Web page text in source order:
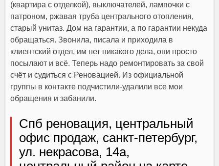
(квартира с отделкой), выключателей, лампочки с
патроном, ржавая труба центрального отопления,
старый унитаз. Дом на гарантии, а по гарантии некуда
обращаться. Звонила, писала и приходила в
клиентский отдел, им нет никакого дела, они просто
посылают и всё. Теперь надо ремонтировать за свой
счёт и судиться с Реновацией. Из официальной
группы в контакте подчистили-удалили все мои
обращения и забанили.
Спб реновация, центральный
офис продаж, санкт‑петербург,
ул. некрасова, 14а,